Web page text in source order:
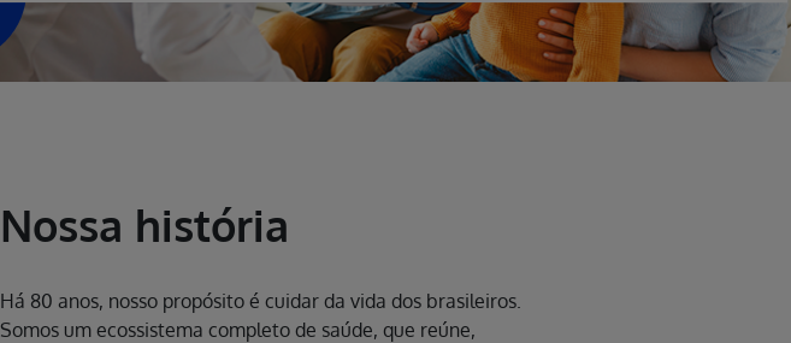
Nossa história
Há 80 anos, nosso propósito é cuidar da vida dos brasileiros.
Somos um ecossistema completo de saúde, que reúne,